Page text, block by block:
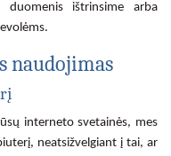
ištrinsime arba
naudojimas
interneto svetainės, mes
neatsižvelgiant į tai, ar